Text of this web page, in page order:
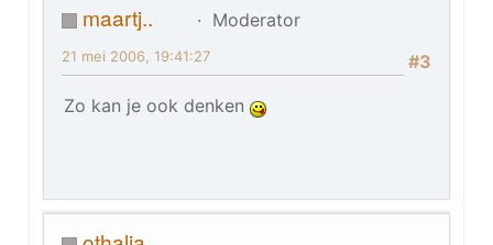
maartj..
Moderator
#3
21 mei 2006, 19:41:27
Zo kan je ook denken